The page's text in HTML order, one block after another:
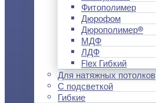
Фитополимер
Дюрофом
Дюрополимер®
МДФ
ЛДФ
Flex Гибкий
Для натяжных потолков
С подсветкой
Гибкие